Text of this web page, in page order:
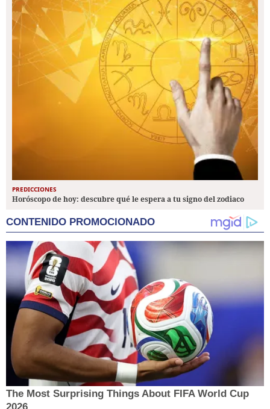
PREDICCIONES
Horóscopo de hoy: descubre qué le espera a tu signo del zodiaco
CONTENIDO PROMOCIONADO
The Most Surprising Things About FIFA World Cup